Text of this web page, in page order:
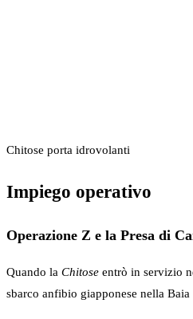
Chitose porta idrovolanti
Impiego operativo
Operazione Z e la Presa di
Quando la Chitose entrò in servizio
sbarco anfibio giapponese nella